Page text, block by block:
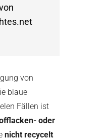
von
blaue
Fällen ist
oder
nicht recycelt